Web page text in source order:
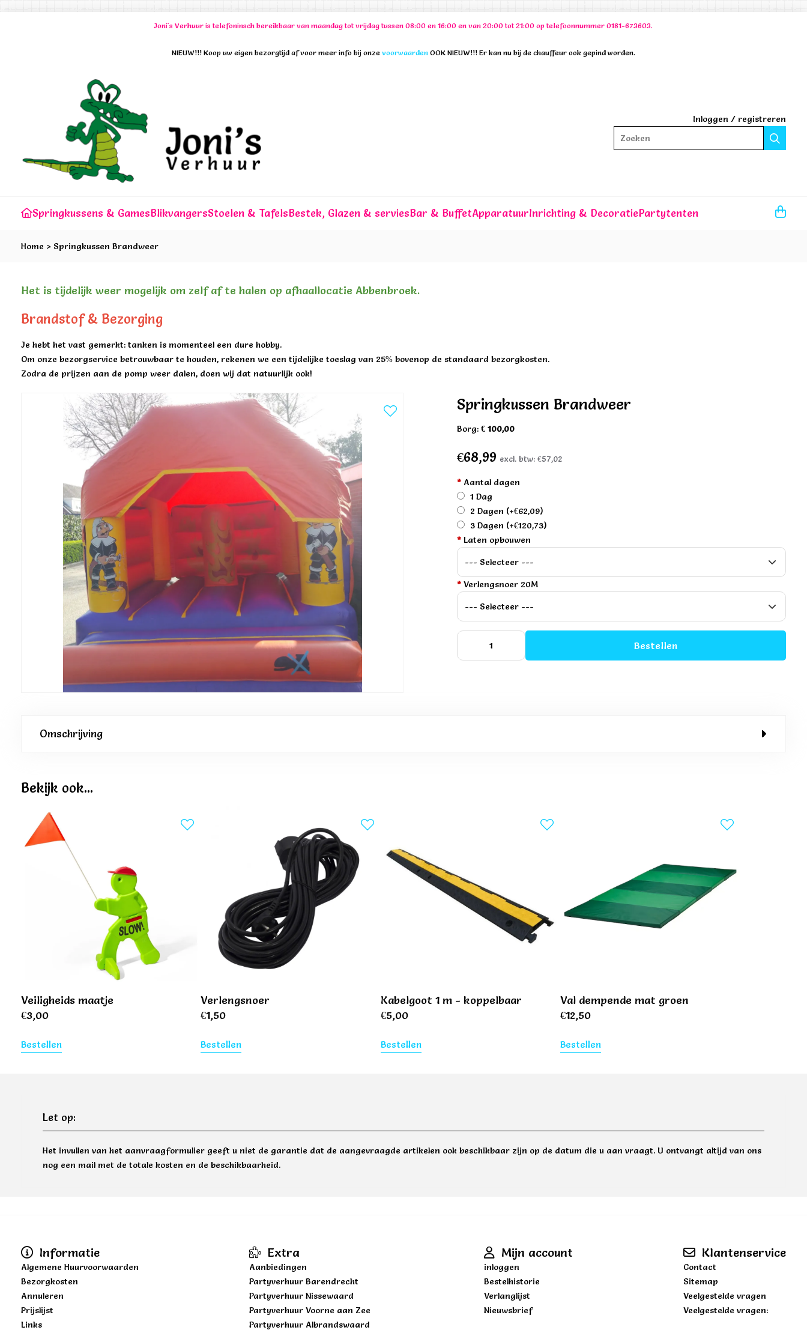
Joni's Verhuur is telefoninsch bereikbaar van maandag tot vrijdag tussen 08:00 en 16:00 en van 20:00 tot 21:00 op telefoonnummer 0181-673603.
NIEUW!!! Koop uw eigen bezorgtijd af voor meer info bij onze voorwaarden OOK NIEUW!!! Er kan nu bij de chauffeur ook gepind worden.
Inloggen / registreren
Zoeken
Springkussens & GamesBlikvangersStoelen & TafelsBestek, Glazen & serviesBar & BuffetApparatuurInrichting & DecoratiePartytenten
Home > Springkussen Brandweer
Het is tijdelijk weer mogelijk om zelf af te halen op afhaallocatie Abbenbroek.
Brandstof & Bezorging
Je hebt het vast gemerkt: tanken is momenteel een dure hobby.
Om onze bezorgservice betrouwbaar te houden, rekenen we een tijdelijke toeslag van 25% bovenop de standaard bezorgkosten.
Zodra de prijzen aan de pomp weer dalen, doen wij dat natuurlijk ook!
Springkussen Brandweer
Borg:€ 100,00
€68,99 excl. btw:€57,02
* Aantal dagen
1 Dag
2 Dagen (+€62,09)
3 Dagen (+€120,73)
* Laten opbouwen
* Verlengsnoer 20M
Bestellen
Omschrijving
Bekijk ook...
Veiligheids maatje
€3,00
Bestellen
Verlengsnoer
€1,50
Bestellen
Kabelgoot 1 m - koppelbaar
€5,00
Bestellen
Val dempende mat groen
€12,50
Bestellen
Let op:
Het invullen van het aanvraagformulier geeft u niet de garantie dat de aangevraagde artikelen ook beschikbaar zijn op de datum die u aan vraagt. U ontvangt altijd van ons
nog een mail met de totale kosten en de beschikbaarheid.
Informatie
Algemene Huurvoorwaarden
Bezorgkosten
Annuleren
Prijslijst
Links
Extra
Aanbiedingen
Partyverhuur Barendrecht
Partyverhuur Nissewaard
Partyverhuur Voorne aan Zee
Partyverhuur Albrandswaard
Mijn account
inloggen
Bestelhistorie
Verlanglijst
Nieuwsbrief
Klantenservice
Contact
Sitemap
Veelgestelde vragen
Veelgestelde vragen: